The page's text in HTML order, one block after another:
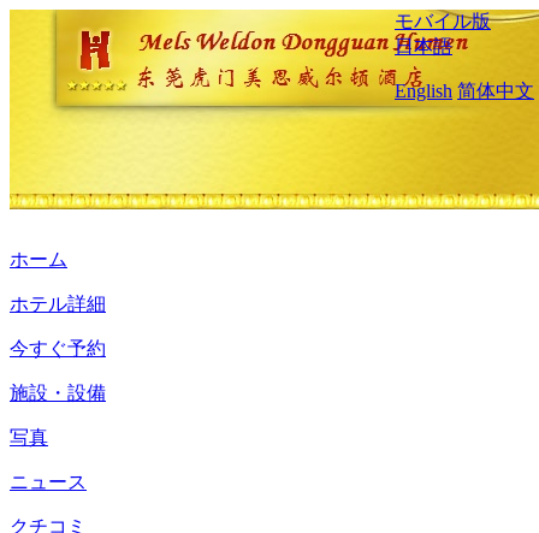
モバイル版
日本語
English 简体中文
ホーム
ホテル詳細
今すぐ予約
施設・設備
写真
ニュース
クチコミ